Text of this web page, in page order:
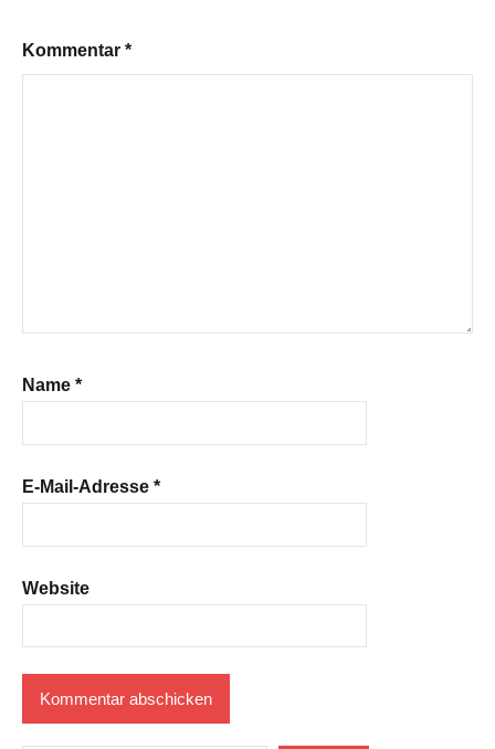
Kommentar *
Name *
E-Mail-Adresse *
Website